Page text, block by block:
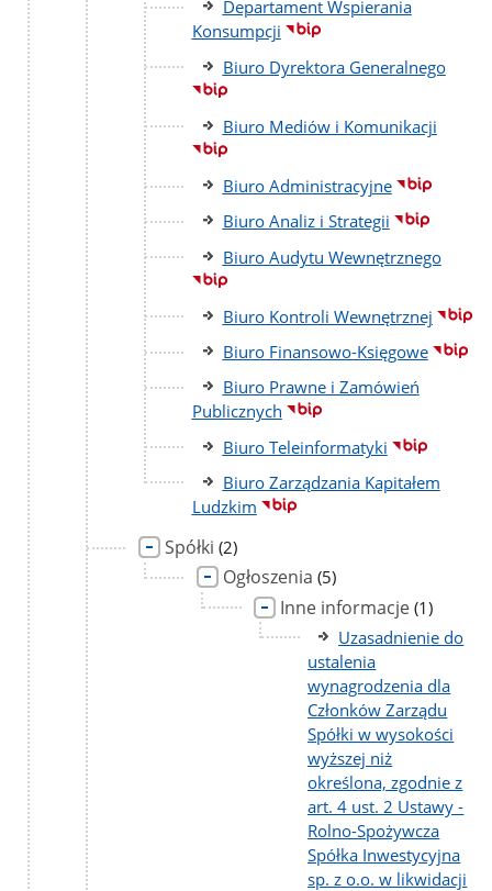
Departament Wspierania
Konsumpcji
Biuro Dyrektora Generalnego
Biuro Mediów i Komunikacji
Biuro Administracyjne
Biuro Analiz i Strategii
Biuro Audytu Wewnętrznego
Biuro Kontroli Wewnętrznej
Biuro Finansowo-Księgowe
Biuro Prawne i Zamówień
Publicznych
Biuro Teleinformatyki
Biuro Zarządzania Kapitałem
Ludzkim
Spółki liczba
podstron
(2)
Ogłoszenia liczba
podstron
(5)
Inne informacje liczba
podstron
(1)
Uzasadnienie do
ustalenia
wynagrodzenia dla
Członków Zarządu
Spółki w wysokości
wyższej niż
określona, zgodnie z
art. 4 ust. 2 Ustawy -
Rolno-Spożywcza
Spółka Inwestycyjna
sp. z o.o. w likwidacji